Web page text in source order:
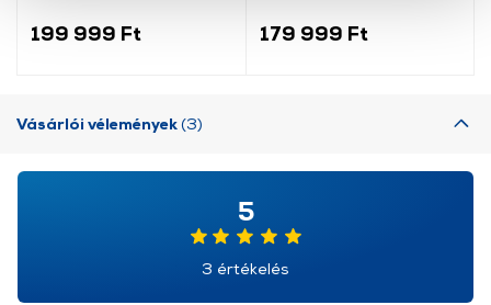
szolgáltatásaink biztosításához szükségesek. Az oldal
199 999 Ft 179 999 Ft
Vásárlói vélemények(3)
5
3 értékelés